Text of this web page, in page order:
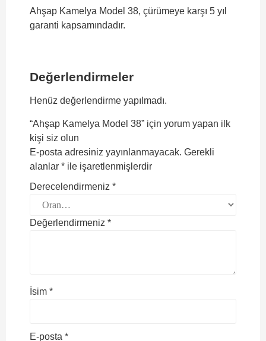
Ahşap Kamelya Model 38, çürümeye karşı 5 yıl
garanti kapsamındadır.
Değerlendirmeler
Henüz değerlendirme yapılmadı.
“Ahşap Kamelya Model 38” için yorum yapan ilk
kişi siz olun
E-posta adresiniz yayınlanmayacak. Gerekli
alanlar * ile işaretlenmişlerdir
Derecelendirmeniz *
Değerlendirmeniz *
İsim *
E-posta *